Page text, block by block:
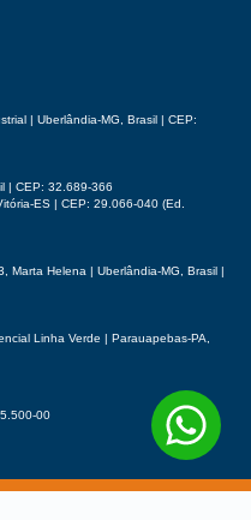
| Uberlândia-MG, Brasil | CEP:
| CEP: 32.689-366
ES | CEP: 29.066-040 (Ed.
Marta Helena | Uberlândia-MG, Brasil |
Linha Verde | Parauapebas-PA,
00